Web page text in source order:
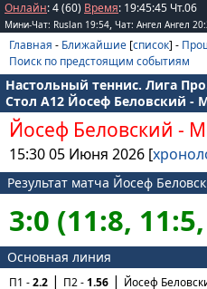
Онлайн: 4 (60) Время: 19:45:45 Чт.06
Мини-Чат: Ruslan 19:54, Чат: Ангел Ангел
Главная - Ближайшие [список] -
Поиск по предстоящим событиям
Настольный теннис. Лига
Стол А12 Йосеф Беловский -
Йосеф Беловский -
15:30 05 Июня 2026 [
Результат матча Йосеф
3:0 (11:8,
Основная линия
П1 -2.2 П2 -1.56 Йосеф